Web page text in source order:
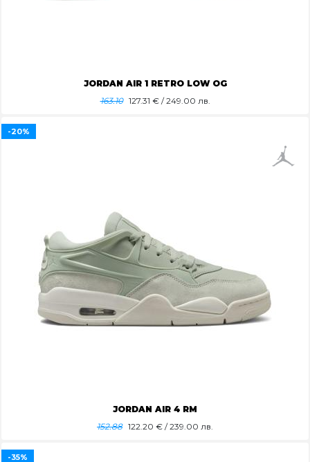
JORDAN AIR 1 RETRO LOW OG
163.10 127.31 € / 249.00 лв.
JORDAN AIR 4 RM
152.88 122.20 € / 239.00 лв.
-20%
-35%